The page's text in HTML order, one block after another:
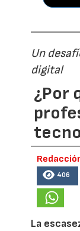
Un
digital
¿Por
406
La